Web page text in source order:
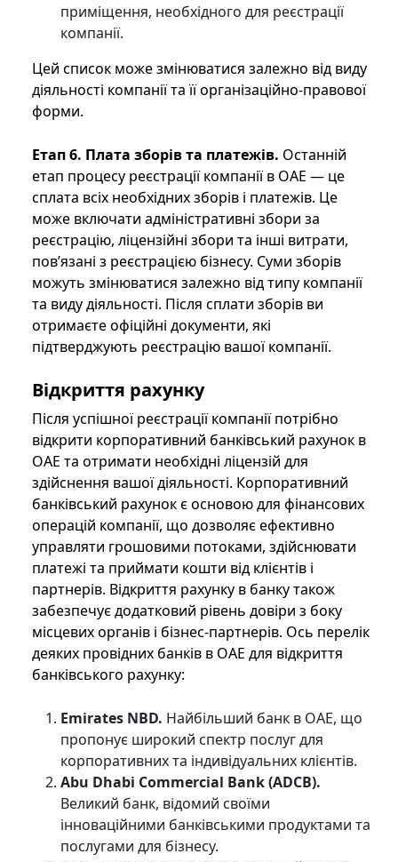
приміщення, необхідного для реєстрації
компанії.
Цей список може змінюватися залежно від виду
діяльності компанії та її організаційно-правової
форми.
Етап 6. Плата зборів та платежів. Останній
етап процесу реєстрації компанії в ОАЕ — це
сплата всіх необхідних зборів і платежів. Це
може включати адміністративні збори за
реєстрацію, ліцензійні збори та інші витрати,
пов’язані з реєстрацією бізнесу. Суми зборів
можуть змінюватися залежно від типу компанії
та виду діяльності. Після сплати зборів ви
отримаєте офіційні документи, які
підтверджують реєстрацію вашої компанії.
Відкриття рахунку
Після успішної реєстрації компанії потрібно
відкрити корпоративний банківський рахунок в
ОАЕ та отримати необхідні ліцензій для
здійснення вашої діяльності. Корпоративний
банківський рахунок є основою для фінансових
операцій компанії, що дозволяє ефективно
управляти грошовими потоками, здійснювати
платежі та приймати кошти від клієнтів і
партнерів. Відкриття рахунку в банку також
забезпечує додатковий рівень довіри з боку
місцевих органів і бізнес-партнерів. Ось перелік
деяких провідних банків в ОАЕ для відкриття
банківського рахунку:
Emirates NBD. Найбільший банк в ОАЕ, що
пропонує широкий спектр послуг для
корпоративних та індивідуальних клієнтів.
Abu Dhabi Commercial Bank (ADCB).
Великий банк, відомий своїми
інноваційними банківськими продуктами та
послугами для бізнесу.